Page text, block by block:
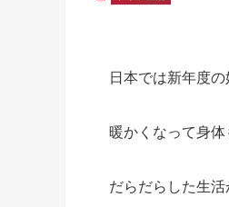
日本では新年度の
暖かくなって身
だらだらした生